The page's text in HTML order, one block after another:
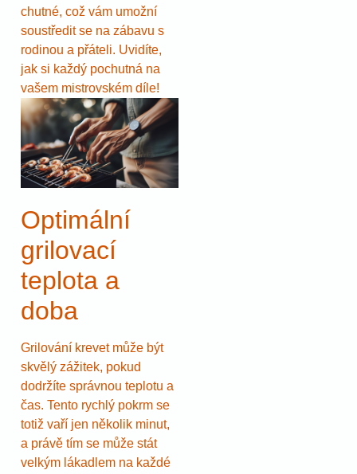
chutné, což vám umožní
soustředit se na zábavu s
rodinou a přáteli. Uvidíte,
jak si každý pochutná na
vašem mistrovském díle!
Optimální
grilovací
teplota a
doba
Grilování krevet může být
skvělý zážitek, pokud
dodržíte správnou teplotu a
čas. Tento rychlý pokrm se
totiž vaří jen několik minut,
a právě tím se může stát
velkým lákadlem na každé